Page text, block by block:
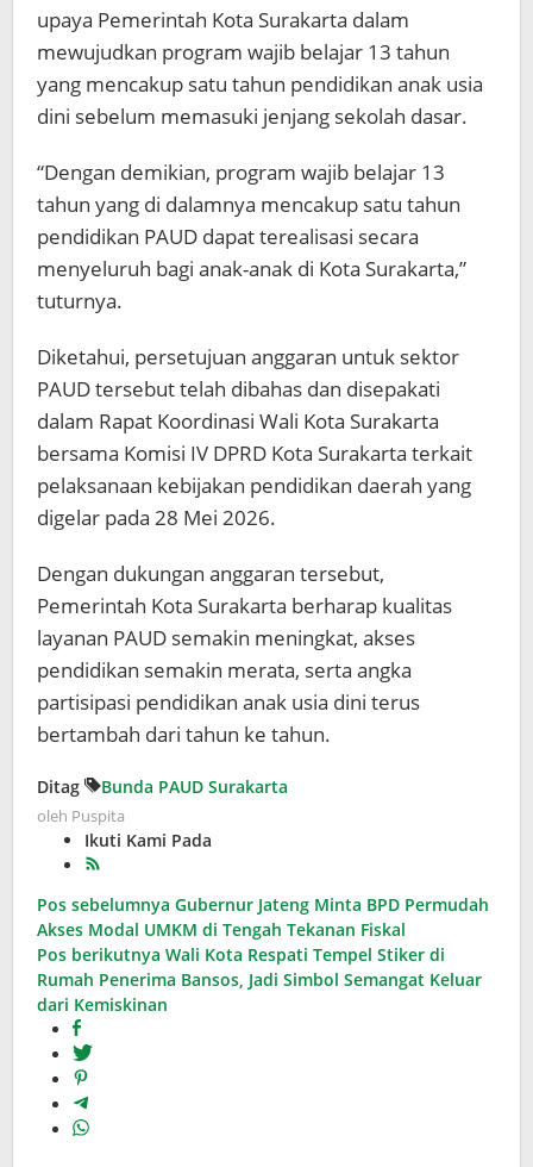
upaya Pemerintah Kota Surakarta dalam
mewujudkan program wajib belajar 13 tahun
yang mencakup satu tahun pendidikan anak usia
dini sebelum memasuki jenjang sekolah dasar.
“Dengan demikian, program wajib belajar 13
tahun yang di dalamnya mencakup satu tahun
pendidikan PAUD dapat terealisasi secara
menyeluruh bagi anak-anak di Kota Surakarta,”
tuturnya.
Diketahui, persetujuan anggaran untuk sektor
PAUD tersebut telah dibahas dan disepakati
dalam Rapat Koordinasi Wali Kota Surakarta
bersama Komisi IV DPRD Kota Surakarta terkait
pelaksanaan kebijakan pendidikan daerah yang
digelar pada 28 Mei 2026.
Dengan dukungan anggaran tersebut,
Pemerintah Kota Surakarta berharap kualitas
layanan PAUD semakin meningkat, akses
pendidikan semakin merata, serta angka
partisipasi pendidikan anak usia dini terus
bertambah dari tahun ke tahun.
Ditag Bunda PAUD Surakarta
oleh Puspita
Ikuti Kami Pada
Navigasi
pos
Pos sebelumnya Gubernur Jateng Minta BPD Permudah
Akses Modal UMKM di Tengah Tekanan Fiskal
Pos berikutnya Wali Kota Respati Tempel Stiker di
Rumah Penerima Bansos, Jadi Simbol Semangat Keluar
dari Kemiskinan